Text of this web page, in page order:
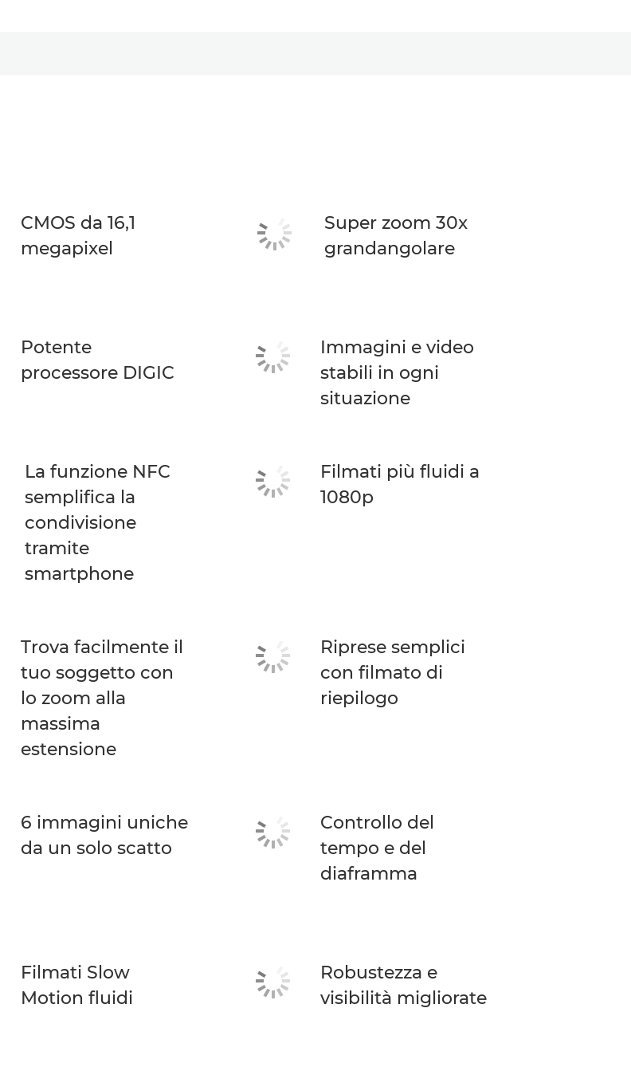
CMOS da 16,1
megapixel
Super zoom 30x
grandangolare
Potente
processore DIGIC
Immagini e video
stabili in ogni
situazione
La funzione NFC
semplifica la
condivisione
tramite
smartphone
Filmati più fluidi a
1080p
Trova facilmente il
tuo soggetto con
lo zoom alla
massima
estensione
Riprese semplici
con filmato di
riepilogo
6 immagini uniche
da un solo scatto
Controllo del
tempo e del
diaframma
Filmati Slow
Motion fluidi
Robustezza e
visibilità migliorate